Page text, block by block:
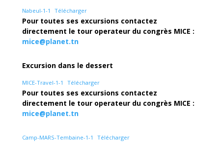
Nabeul-1-1 Télécharger
Pour toutes ses excursions contactez
directement le tour operateur du congrès MICE :
mice@planet.tn
Excursion dans le dessert
MICE-Travel-1-1 Télécharger
Pour toutes ses excursions contactez
directement le tour operateur du congrès MICE :
mice@planet.tn
Camp-MARS-Tembaine-1-1 Télécharger